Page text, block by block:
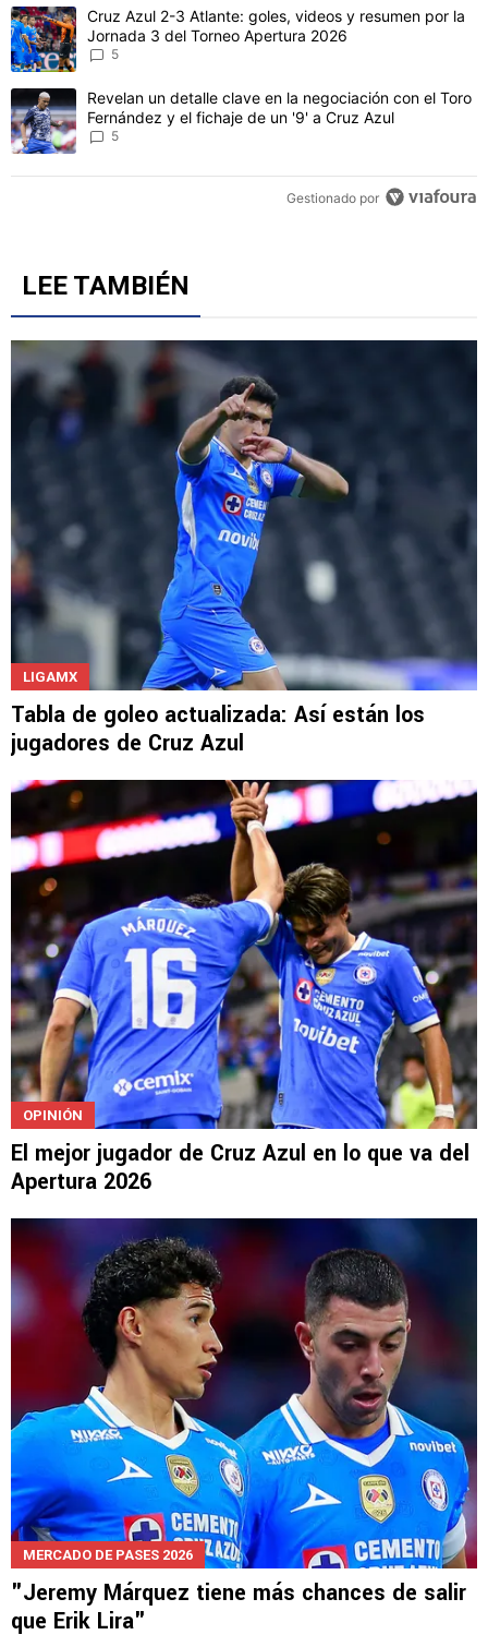
CONVERSACIONES ACTIVAS
Este listado muestra los artículos con más comentarios en los
Un artículo de tendencia con el título "Cruz Azul 2-3 Atlante:
Cruz Azul 2-3 Atlante: goles, videos y resumen por la
Jornada 3 del Torneo Apertura 2026
Un artículo de tendencia con el título "Revelan un detalle clave
Revelan un detalle clave en la negociación con el Toro
LEE TAMBIÉN
Tabla de goleo actualizada: Así están los
jugadores de Cruz Azul
El mejor jugador de Cruz Azul en lo que va del
Apertura 2026